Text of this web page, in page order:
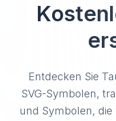
Entdecken Sie
SVG-Symbolen,
und Symbolen,